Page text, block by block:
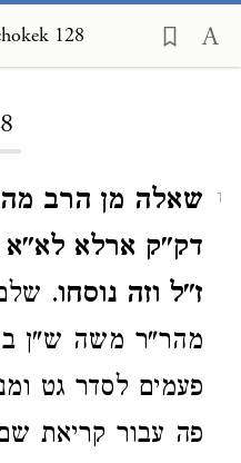
128
1
שאלה מן הרב
דק"ק ארלא
ז"ל וזה נוסחו.
מהר"ר משה ש"ן
פעמים לסדר גט
פה עבור קריאת